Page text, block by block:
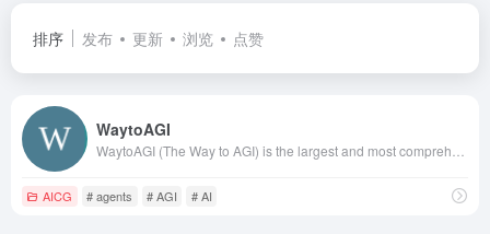
排序 发布 更新 浏览 点赞
WaytoAGI
AICG # agents # AGI # AI